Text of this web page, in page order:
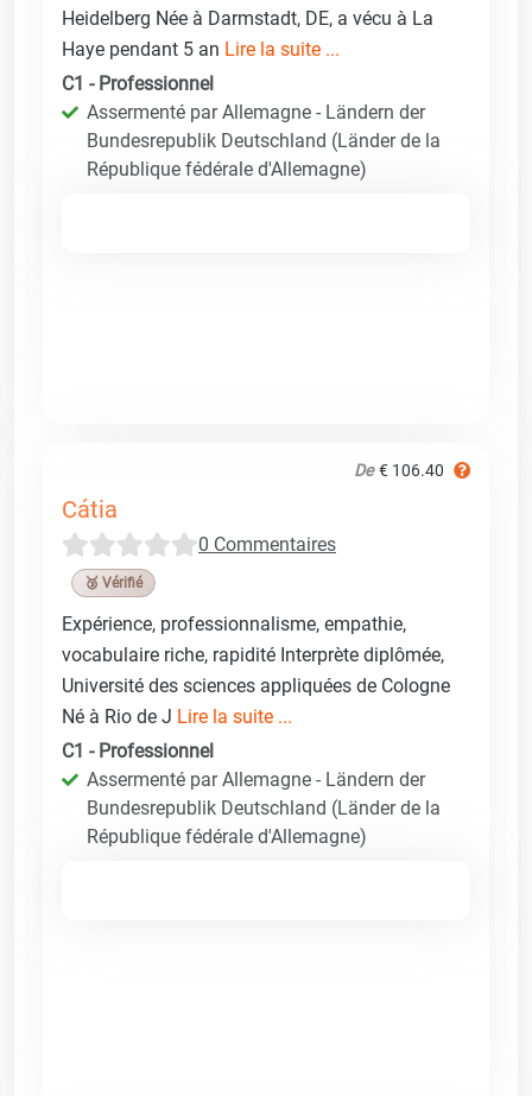
Heidelberg Née à Darmstadt, DE, a vécu à La
Haye pendant 5 an Lire la suite ...
C1 - Professionnel
Assermenté par Allemagne - Ländern der
Bundesrepublik Deutschland (Länder de la
République fédérale d'Allemagne)
De € 106.40
Cátia
0 Commentaires
🥉 Vérifié
Expérience, professionnalisme, empathie,
vocabulaire riche, rapidité Interprète diplômée,
Université des sciences appliquées de Cologne
Né à Rio de J Lire la suite ...
C1 - Professionnel
Assermenté par Allemagne - Ländern der
Bundesrepublik Deutschland (Länder de la
République fédérale d'Allemagne)